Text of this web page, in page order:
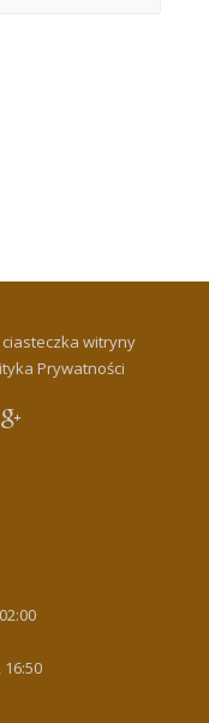
witryny
Prywatności